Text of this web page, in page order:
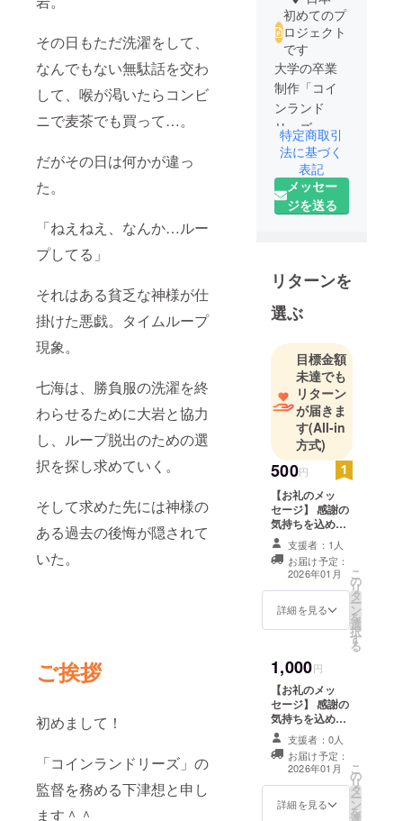
その日もただ洗濯をして、
なんでもない無駄話を交わ
して、喉が渇いたらコンビ
ニで麦茶でも買って…。
だがその日は何かが違っ
た。
「ねえねえ、なんか…ルー
プしてる」
それはある貧乏な神様が仕
掛けた悪戯。タイムループ
現象。
七海は、勝負服の洗濯を終
わらせるために大岩と協力
し、ループ脱出のための選
択を探し求めていく。
そして求めた先には神様の
ある過去の後悔が隠されて
いた。
ご挨拶
初めまして！
「コインランドリーズ」の
監督を務める下津想と申し
ます＾＾
初めてのプ
ロジェクト
です
大学の卒業
制作「コイ
ンランド
リーズ」を
作っていま
特定商取引
法に基づく
表記
メッセー
ジを送る
リターンを
選ぶ
目標金額
未達でも
リターン
が届きま
す(All-in
方式)
500円
【お礼のメッ
セージ】 感謝の
気持ちを込め
て、お礼のメッ
セージをお送り
します。
支援者：1人
お届け予定：
2026年01月
詳細を見る
こ
の
リ
タ
ー
ン
を
選
択
す
る
1,000円
【お礼のメッ
セージ】 感謝の
気持ちを込め
て、お礼のメッ
セージをお送り
します。 【お名
前掲載】 エンド
クレジットに、
支援者様のお名
支援者：0人
お届け予定：
2026年01月
詳細を見る
こ
の
リ
タ
ー
ン
を